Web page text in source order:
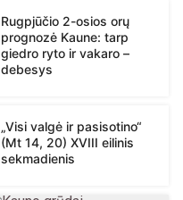
Rugpjūčio 2-osios orų
prognozė Kaune: tarp
giedro ryto ir vakaro –
debesys
„Visi valgė ir pasisotino“
(Mt 14, 20) XVIII eilinis
sekmadienis